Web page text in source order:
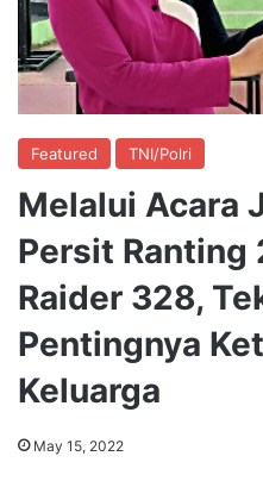
Featured TNI/Polri
Melalui Acara
Persit Ranting
Raider 328,
Pentingnya
Keluarga
May 15, 2022